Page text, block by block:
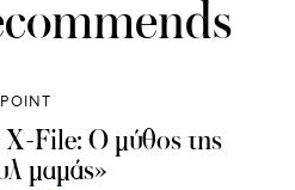
File: O μύθος της
μαμάς»